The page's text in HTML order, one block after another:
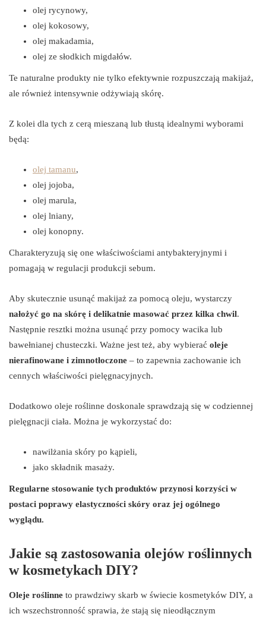
olej rycynowy,
olej kokosowy,
olej makadamia,
olej ze słodkich migdałów.
Te naturalne produkty nie tylko efektywnie rozpuszczają makijaż,
ale również intensywnie odżywiają skórę.
Z kolei dla tych z cerą mieszaną lub tłustą idealnymi wyborami
będą:
olej tamanu,
olej jojoba,
olej marula,
olej lniany,
olej konopny.
Charakteryzują się one właściwościami antybakteryjnymi i
pomagają w regulacji produkcji sebum.
Aby skutecznie usunąć makijaż za pomocą oleju, wystarczy
nałożyć go na skórę i delikatnie masować przez kilka chwil.
Następnie resztki można usunąć przy pomocy wacika lub
bawełnianej chusteczki. Ważne jest też, aby wybierać oleje
nierafinowane i zimnotłoczone – to zapewnia zachowanie ich
cennych właściwości pielęgnacyjnych.
Dodatkowo oleje roślinne doskonale sprawdzają się w codziennej
pielęgnacji ciała. Można je wykorzystać do:
nawilżania skóry po kąpieli,
jako składnik masaży.
Regularne stosowanie tych produktów przynosi korzyści w
postaci poprawy elastyczności skóry oraz jej ogólnego
wyglądu.
Jakie są zastosowania olejów roślinnych
w kosmetykach DIY?
Oleje roślinne to prawdziwy skarb w świecie kosmetyków DIY, a
ich wszechstronność sprawia, że stają się nieodłącznym